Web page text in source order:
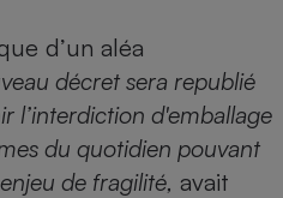
d’un aléa
décret sera republié
l’interdiction d'emballage
du quotidien pouvant
de fragilité, avait